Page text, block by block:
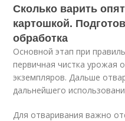
Сколько варить
картошкой.
обработка
Основной этап при
первичная чистка урожая
экземпляров. Дальше
дальнейшего
Для отваривания важно